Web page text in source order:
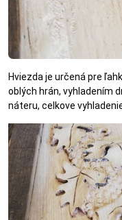
Hviezda je určená pre
oblých hrán, vyhladením
náteru, celkove